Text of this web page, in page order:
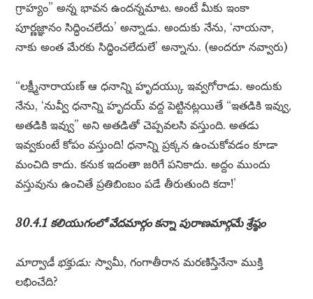
గ్రాహ్యం” అన్న భావన ఉందన్నమాట. అంటే మీకు ఇంకా
పూర్ణజ్ఞానం సిద్ధించలేదు’ అన్నాడు. అందుకు నేను, ‘నాయనా,
నాకు అంత మేరకు సిద్ధించలేదులే’ అన్నాను. (అందరూ నవ్వారు)
“లక్ష్మీనారాయణ్ ఆ ధనాన్ని హృదయ్కు ఇవ్వగోరాడు. అందుకు
నేను, ‘నువ్వీ ధనాన్ని హృదయ్ వద్ద పెట్టినట్లయితే “ఇతడికి ఇవ్వు,
అతడికి ఇవ్వు” అని అతడితో చెప్పవలసి వస్తుంది. అతడు
ఇవ్వకుంటే కోపం వస్తుంది! ధనాన్ని ప్రక్కన ఉంచుకోవడం కూడా
మంచిది కాదు. కనుక ఇదంతా జరిగే పనికాదు. అద్దం ముందు
వస్తువును ఉంచితే ప్రతిబింబం పడే తీరుతుంది కదా!’
30.4.1 కలియుగంలో వేదమార్గం కన్నా పురాణమార్గమే శ్రేష్ఠం
మార్వాడీ భక్తుడు: స్వామీ, గంగాతీరాన మరణిస్తేనేనా ముక్తి
లభించేది?